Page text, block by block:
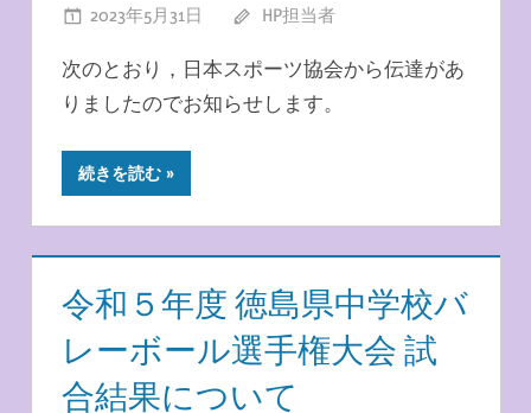
2023年5月31日 HP担当者
次のとおり，日本スポーツ協会から伝達があ
りましたのでお知らせします。
続きを読む
令和５年度 徳島県中学校バ
レーボール選手権大会 試
合結果について